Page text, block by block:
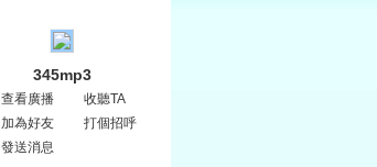
345mp3
查看廣播
收聽TA
加為好友
打個招呼
發送消息